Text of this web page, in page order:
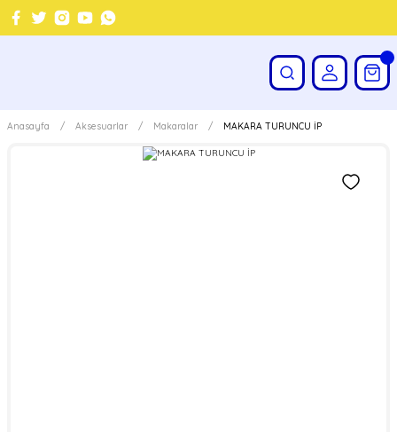
Anasayfa Aksesuarlar Makaralar MAKARA TURUNCU İP